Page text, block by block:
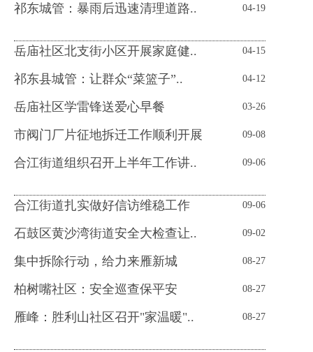
祁东城管：暴雨后迅速清理道路.. 04-19
岳庙社区北支街小区开展家庭健.. 04-15
祁东县城管：让群众“菜篮子”.. 04-12
岳庙社区学雷锋送爱心早餐 03-26
市阀门厂片征地拆迁工作顺利开展 09-08
合江街道组织召开上半年工作讲.. 09-06
合江街道扎实做好信访维稳工作 09-06
石鼓区黄沙湾街道安全大检查让.. 09-02
集中拆除行动，给力来雁新城 08-27
柏树嘴社区：安全巡查保平安 08-27
雁峰：胜利山社区召开"家温暖".. 08-27